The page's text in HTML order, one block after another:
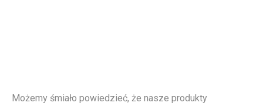
Możemy śmiało powiedzieć, że nasze produkty